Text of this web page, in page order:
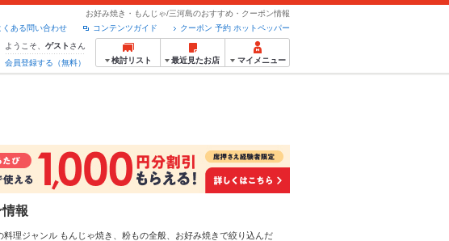
お好み焼き・もんじゃ/三河島のおすすめ・クーポン情報
クーポン 予約 ホットペッパー
コンテンツガイド
くある問い合わせ
ようこそ、 ゲスト さん
会員登録する（無料）
検討リスト 最近見たお店 マイメニュー
報
料理ジャンル もんじゃ焼き 粉もの全般 お好み焼きで絞り込んだ